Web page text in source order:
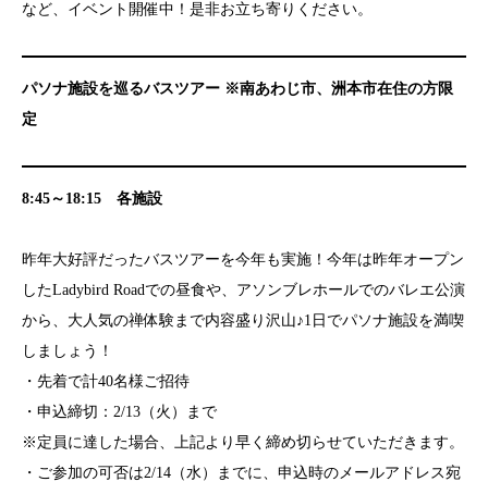
など、イベント開催中！是非お立ち寄りください。
パソナ施設を巡るバスツアー ※南あわじ市、洲本市在住の方限
定
8:45～18:15 各施設
昨年大好評だったバスツアーを今年も実施！今年は昨年オープン
したLadybird Roadでの昼食や、アソンブレホールでのバレエ公演
から、大人気の禅体験まで内容盛り沢山♪1日でパソナ施設を満喫
しましょう！
・先着で計40名様ご招待
・申込締切：2/13（火）まで
※定員に達した場合、上記より早く締め切らせていただきます。
・ご参加の可否は2/14（水）までに、申込時のメールアドレス宛